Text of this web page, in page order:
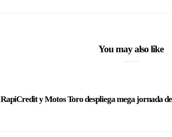
You may also like
RapiCredit y Motos Toro despliega mega jornada